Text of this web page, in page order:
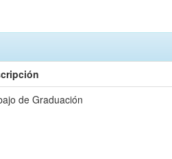
de Graduación